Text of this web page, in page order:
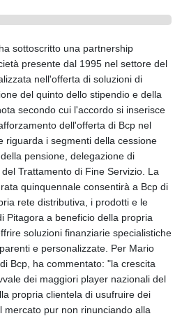
sottoscritto una partnership
presente dal 1995 nel settore del
nell'offerta di soluzioni di
del quinto dello stipendio e della
secondo cui l'accordo si inserisce
dell'offerta di Bcp nel
riguarda i segmenti della cessione
pensione, delegazione di
Trattamento di Fine Servizio. La
quinquennale consentirà a Bcp di
rete distributiva, i prodotti e le
Pitagora a beneficio della propria
soluzioni finanziarie specialistiche
e personalizzate. Per Mario
Bcp, ha commentato: "la crescita
dei maggiori player nazionali del
propria clientela di usufruire dei
mercato pur non rinunciando alla